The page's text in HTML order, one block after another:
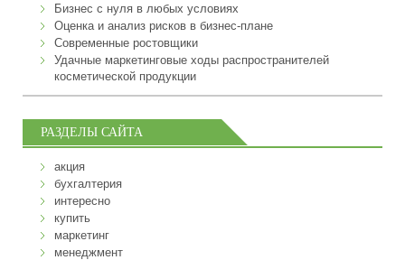
Бизнес с нуля в любых условиях
Оценка и анализ рисков в бизнес-плане
Современные ростовщики
Удачные маркетинговые ходы распространителей
косметической продукции
РАЗДЕЛЫ САЙТА
акция
бухгалтерия
интересно
купить
маркетинг
менеджмент